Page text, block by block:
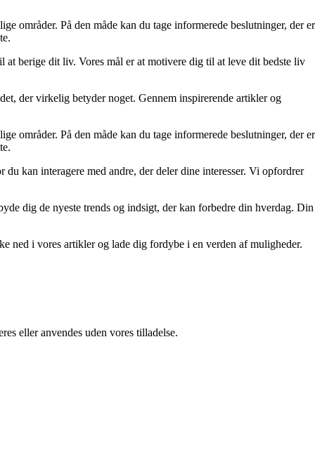
områder. På den måde kan du tage informerede beslutninger, der er
berige dit liv. Vores mål er at motivere dig til at leve dit bedste liv
der virkelig betyder noget. Gennem inspirerende artikler og
områder. På den måde kan du tage informerede beslutninger, der er
kan interagere med andre, der deler dine interesser. Vi opfordrer
dig de nyeste trends og indsigt, der kan forbedre din hverdag. Din
ned i vores artikler og lade dig fordybe i en verden af muligheder.
eller anvendes uden vores tilladelse.